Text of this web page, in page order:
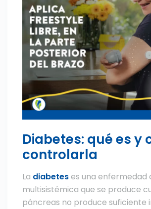
Diabetes: qué es y
controlarla
La diabeteses una enfermedad
multisistémica que se produce
páncreas no produce suficiente